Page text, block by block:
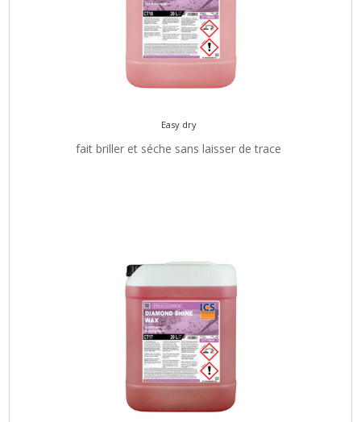
Easy dry
fait briller et séche sans laisser de trace